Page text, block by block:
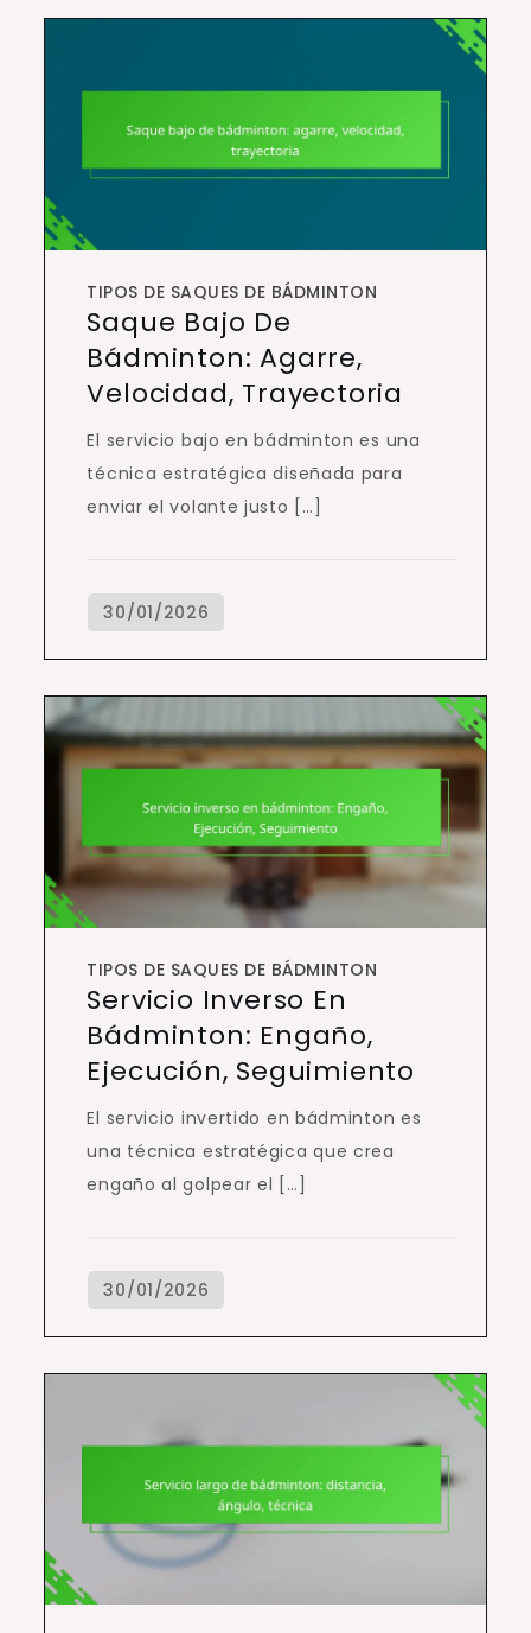
TIPOS DE SAQUES DE BÁDMINTON
Saque Bajo De
Bádminton: Agarre,
Velocidad, Trayectoria
El servicio bajo en bádminton es una
técnica estratégica diseñada para
enviar el volante justo […]
TIPOS DE SAQUES DE BÁDMINTON
Servicio Inverso En
Bádminton: Engaño,
Ejecución, Seguimiento
El servicio invertido en bádminton es
una técnica estratégica que crea
engaño al golpear el […]